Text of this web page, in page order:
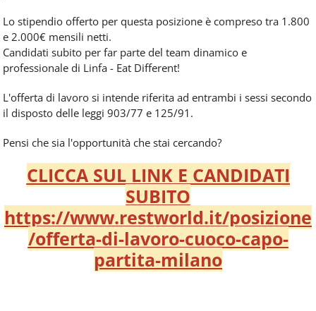
Lo stipendio offerto per questa posizione è compreso tra 1.800
e 2.000€ mensili netti.
Candidati subito per far parte del team dinamico e
professionale di Linfa - Eat Different!
L'offerta di lavoro si intende riferita ad entrambi i sessi secondo
il disposto delle leggi 903/77 e 125/91.
Pensi che sia l'opportunità che stai cercando?
CLICCA SUL LINK E CANDIDATI
SUBITO
https://www.restworld.it/posizione
/offerta-di-lavoro-cuoco-capo-
partita-milano